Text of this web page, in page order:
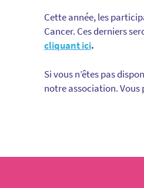
Cette année, les
Cancer. Ces derniers
cliquant ici.
Si vous n’êtes pas
notre association. Vous